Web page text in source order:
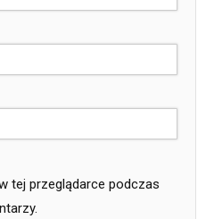
tej przeglądarce podczas